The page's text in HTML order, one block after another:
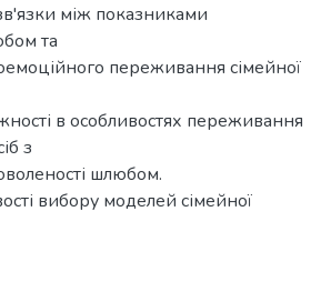
між показниками
та
переживання сімейної
в особливостях переживання
з
шлюбом.
вибору моделей сімейної